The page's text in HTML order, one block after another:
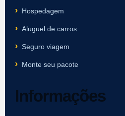
Hospedagem
Aluguel de carros
Seguro viagem
Monte seu pacote
Informações